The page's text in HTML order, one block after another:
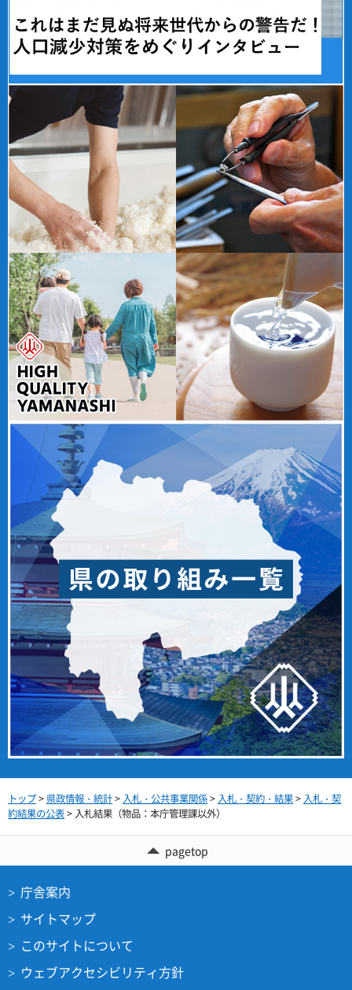
トップ> 県政情報・統計> 入札・公共事業関係> 入札・契約・結果> 入札・契
約結果の公表> 入札結果（物品：本庁管理課以外）
pagetop
庁舎案内
サイトマップ
このサイトについて
ウェブアクセシビリティ方針